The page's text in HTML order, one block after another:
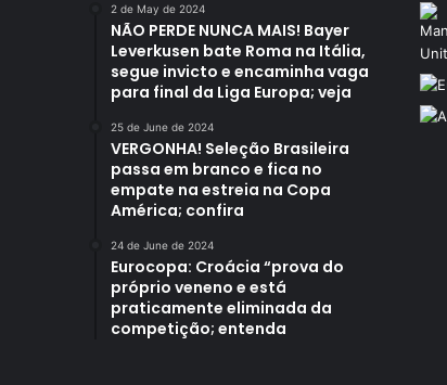
2 de May de 2024
NÃO PERDE NUNCA MAIS! Bayer
Leverkusen bate Roma na Itália,
segue invicto e encaminha vaga
para final da Liga Europa; veja
25 de June de 2024
VERGONHA! Seleção Brasileira
passa em branco e fica no
empate na estreia na Copa
América; confira
24 de June de 2024
Eurocopa: Croácia “prova do
próprio veneno e está
praticamente eliminada da
competição; entenda